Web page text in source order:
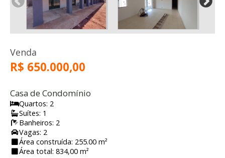
Venda
R$ 650.000,00
Casa de Condomínio
Quartos: 2
Suítes: 1
Banheiros: 2
Vagas: 2
Área construída: 255.00 m²
Área total: 834,00 m²